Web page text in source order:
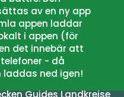
av en ny app
appen laddar
i appen (för
det innebär att
- då
laddas ned igen!
GuidesLandkreise